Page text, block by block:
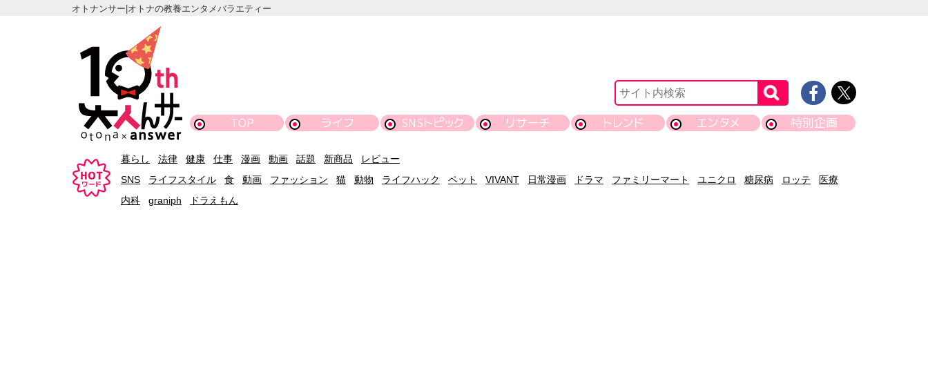
オトナンサー|オトナの教養エンタメバラエティー
TOP ライフ SNSトピック リサーチ トレンド エンタメ 特別企画
暮らし 法律 健康 仕事 漫画 動画 話題 新商品
レビュー
SNS
ライフスタイル 食 動画 ファッション 猫 動物 ライフハック ペット VIVANT 日常漫画 ドラマ ファミリーマート ユニクロ 糖尿病 ロッテ
医療
内科
graniph ドラえもん